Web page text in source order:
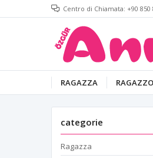
Centro di Chiamata: +90 850
RAGAZZA RAGAZZO
categorie
Ragazza